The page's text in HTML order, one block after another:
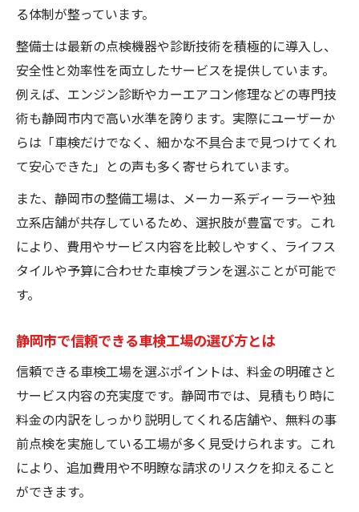
る体制が整っています。
整備士は最新の点検機器や診断技術を積極的に導入し、
安全性と効率性を両立したサービスを提供しています。
例えば、エンジン診断やカーエアコン修理などの専門技
術も静岡市内で高い水準を誇ります。実際にユーザーか
らは「車検だけでなく、細かな不具合まで見つけてくれ
て安心できた」との声も多く寄せられています。
また、静岡市の整備工場は、メーカー系ディーラーや独
立系店舗が共存しているため、選択肢が豊富です。これ
により、費用やサービス内容を比較しやすく、ライフス
タイルや予算に合わせた車検プランを選ぶことが可能で
す。
静岡市で信頼できる車検工場の選び方とは
信頼できる車検工場を選ぶポイントは、料金の明確さと
サービス内容の充実度です。静岡市では、見積もり時に
料金の内訳をしっかり説明してくれる店舗や、無料の事
前点検を実施している工場が多く見受けられます。これ
により、追加費用や不明瞭な請求のリスクを抑えること
ができます。